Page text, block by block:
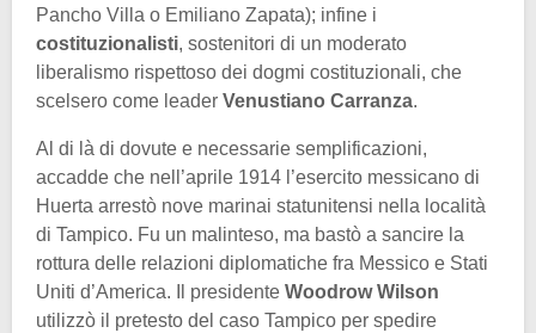
Pancho Villa o Emiliano Zapata); infine i
costituzionalisti, sostenitori di un moderato
liberalismo rispettoso dei dogmi costituzionali, che
scelsero come leader Venustiano Carranza.
Al di là di dovute e necessarie semplificazioni,
accadde che nell’aprile 1914 l’esercito messicano di
Huerta arrestò nove marinai statunitensi nella località
di Tampico. Fu un malinteso, ma bastò a sancire la
rottura delle relazioni diplomatiche fra Messico e Stati
Uniti d’America. Il presidente Woodrow Wilson
utilizzò il pretesto del caso Tampico per spedire